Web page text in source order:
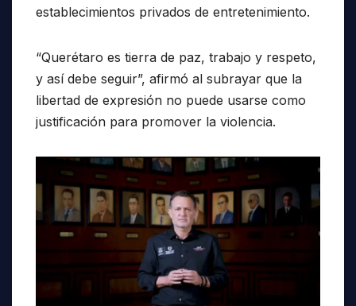
establecimientos privados de entretenimiento.
“Querétaro es tierra de paz, trabajo y respeto,
y así debe seguir”, afirmó al subrayar que la
libertad de expresión no puede usarse como
justificación para promover la violencia.